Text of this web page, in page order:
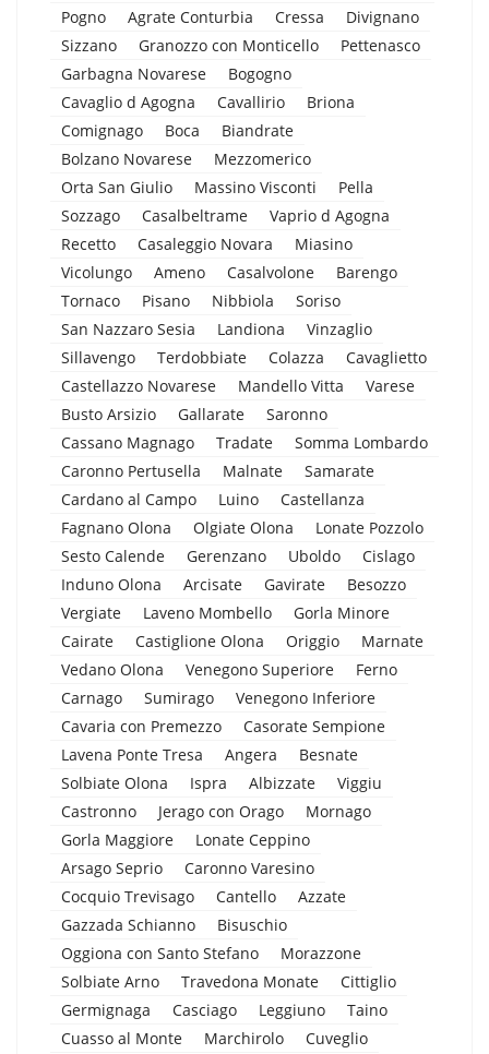
Pogno
Agrate Conturbia Cressa
Divignano
Sizzano
Granozzo con Monticello
Pettenasco
Garbagna Novarese
Bogogno
Cavaglio d Agogna
Cavallirio
Briona
Comignago
Boca
Biandrate
Bolzano Novarese
Mezzomerico
Orta San Giulio
Massino Visconti
Pella
Sozzago
Casalbeltrame
Vaprio d Agogna
Recetto
Casaleggio Novara
Miasino
Vicolungo
Ameno Casalvolone
Barengo
Tornaco
Pisano Nibbiola
Soriso
San Nazzaro Sesia
Landiona
Vinzaglio
Sillavengo
Terdobbiate Colazza
Cavaglietto
Castellazzo Novarese
Mandello Vitta
Varese
Busto Arsizio
Gallarate
Saronno
Cassano Magnago
Tradate
Somma Lombardo
Caronno Pertusella
Malnate
Samarate
Cardano al Campo
Luino
Castellanza
Fagnano Olona
Olgiate Olona
Lonate Pozzolo
Sesto Calende
Gerenzano Uboldo
Cislago
Induno Olona
Arcisate Gavirate
Besozzo
Vergiate
Laveno Mombello
Gorla Minore
Cairate
Castiglione Olona Origgio
Marnate
Vedano Olona
Venegono Superiore
Ferno
Carnago
Sumirago
Venegono Inferiore
Cavaria con Premezzo
Casorate Sempione
Lavena Ponte Tresa
Angera
Besnate
Solbiate Olona
Ispra Albizzate
Viggiu
Castronno
Jerago con Orago
Mornago
Gorla Maggiore
Lonate Ceppino
Arsago Seprio
Caronno Varesino
Cocquio Trevisago
Cantello
Azzate
Gazzada Schianno
Bisuschio
Oggiona con Santo Stefano
Morazzone
Solbiate Arno
Travedona Monate
Cittiglio
Germignaga
Casciago Leggiuno
Taino
Cuasso al Monte
Marchirolo
Cuveglio